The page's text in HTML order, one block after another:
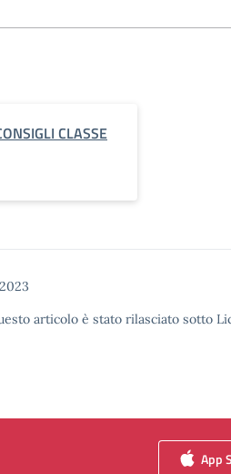
CLASSE
articolo è stato rilasciato sotto
App